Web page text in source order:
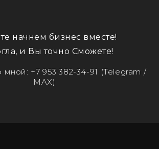
начнем бизнес вместе!
и Вы точно Сможете!
мной: +7 953 382-34-91 (Telegram /
MAX)